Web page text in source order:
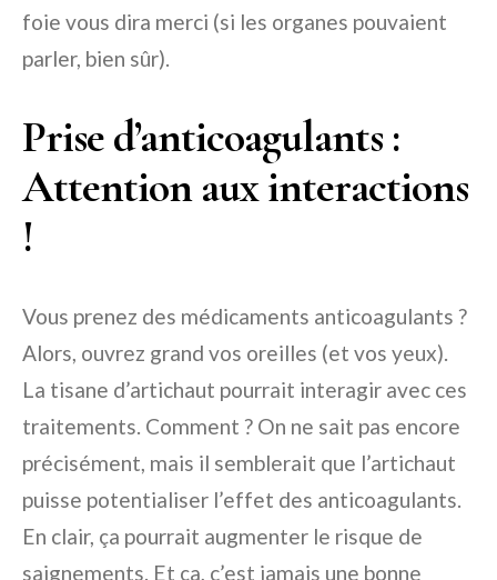
foie vous dira merci (si les organes pouvaient
parler, bien sûr).
Prise d’anticoagulants :
Attention aux interactions
!
Vous prenez des médicaments anticoagulants ?
Alors, ouvrez grand vos oreilles (et vos yeux).
La tisane d’artichaut pourrait interagir avec ces
traitements. Comment ? On ne sait pas encore
précisément, mais il semblerait que l’artichaut
puisse potentialiser l’effet des anticoagulants.
En clair, ça pourrait augmenter le risque de
saignements. Et ça, c’est jamais une bonne